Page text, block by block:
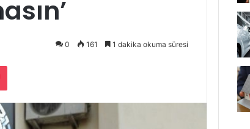
0 161 1 dakika okuma süresi
Pocket